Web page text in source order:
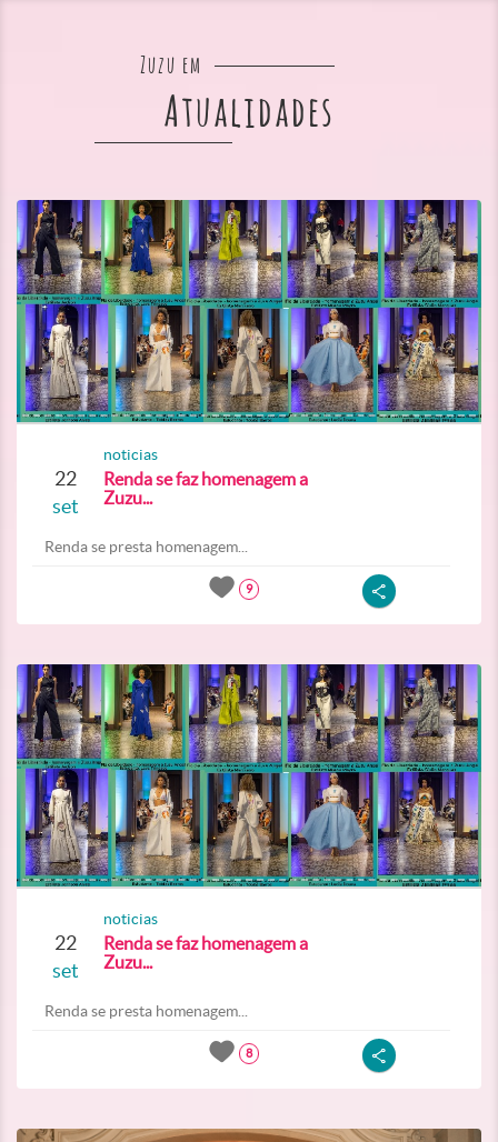
Zuzu em
Atualidades
22
set
noticias
Renda se faz homenagem a
Zuzu...
Renda se presta homenagem...
9
22
set
noticias
Renda se faz homenagem a
Zuzu...
Renda se presta homenagem...
8